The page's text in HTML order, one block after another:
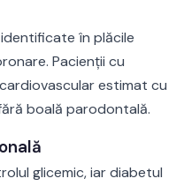
în plăcile
Pacienții cu
estimat cu
boală parodontală.
glicemic, iar diabetul